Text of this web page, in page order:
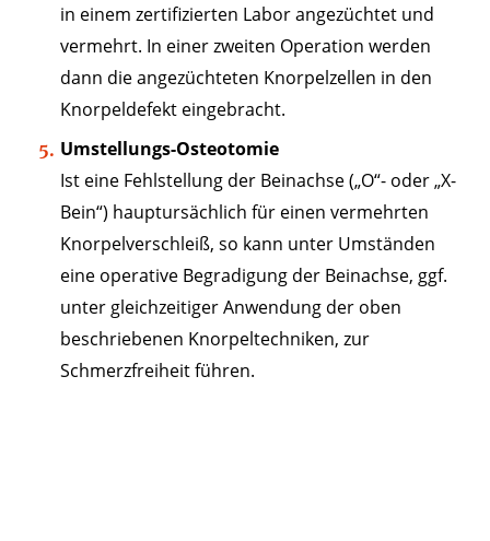
in einem zertifizierten Labor angezüchtet und
vermehrt. In einer zweiten Operation werden
dann die angezüchteten Knorpelzellen in den
Knorpeldefekt eingebracht.
Umstellungs-Osteotomie
Ist eine Fehlstellung der Beinachse („O“- oder „X-
Bein“) hauptursächlich für einen vermehrten
Knorpelverschleiß, so kann unter Umständen
eine operative Begradigung der Beinachse, ggf.
unter gleichzeitiger Anwendung der oben
beschriebenen Knorpeltechniken, zur
Schmerzfreiheit führen.